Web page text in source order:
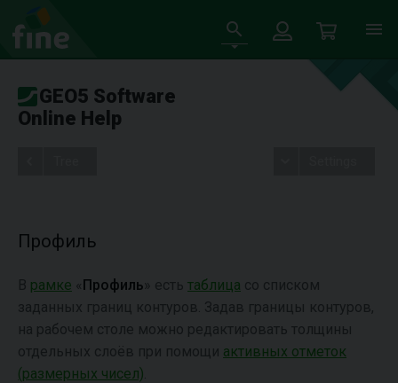
GEO5 Software
Online Help
Профиль
В рамке « Профиль » есть таблица со списком
заданных границ контуров. Задав границы контуров,
на рабочем столе можно редактировать толщины
отдельных слоёв при помощи активных отметок
(размерных чисел)